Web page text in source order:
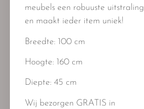
meubels een robuuste uitstraling
en maakt ieder item uniek!
Breedte: 100 cm
Hoogte: 160 cm
Diepte: 45 cm
Wij bezorgen GRATIS in